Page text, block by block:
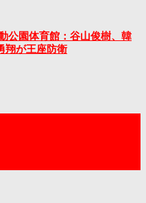
公園体育館：谷山俊樹、韓
翔が王座防衛